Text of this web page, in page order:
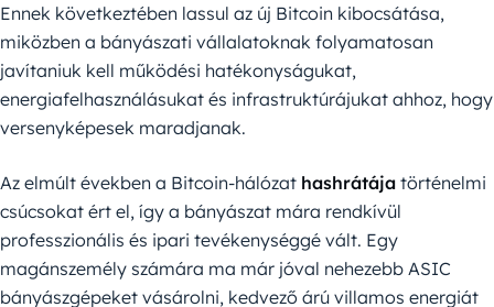
Ennek következtében lassul az új Bitcoin kibocsátása,
miközben a bányászati vállalatoknak folyamatosan
javítaniuk kell működési hatékonyságukat,
energiafelhasználásukat és infrastruktúrájukat ahhoz, hogy
versenyképesek maradjanak.
Az elmúlt években a Bitcoin-hálózat hashrátája történelmi
csúcsokat ért el, így a bányászat mára rendkívül
professzionális és ipari tevékenységgé vált. Egy
magánszemély számára ma már jóval nehezebb ASIC
bányászgépeket vásárolni, kedvező árú villamos energiát